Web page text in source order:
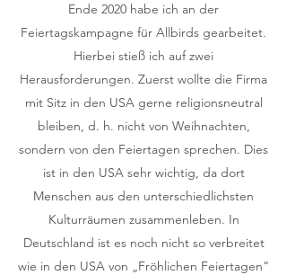
Ende 2020 habe ich an der
Feiertagskampagne für Allbirds gearbeitet.
Hierbei stieß ich auf zwei
Herausforderungen. Zuerst wollte die Firma
mit Sitz in den USA gerne religionsneutral
bleiben, d. h. nicht von Weihnachten,
sondern von den Feiertagen sprechen. Dies
ist in den USA sehr wichtig, da dort
Menschen aus den unterschiedlichsten
Kulturräumen zusammenleben. In
Deutschland ist es noch nicht so verbreitet
wie in den USA von „Fröhlichen Feiertagen“